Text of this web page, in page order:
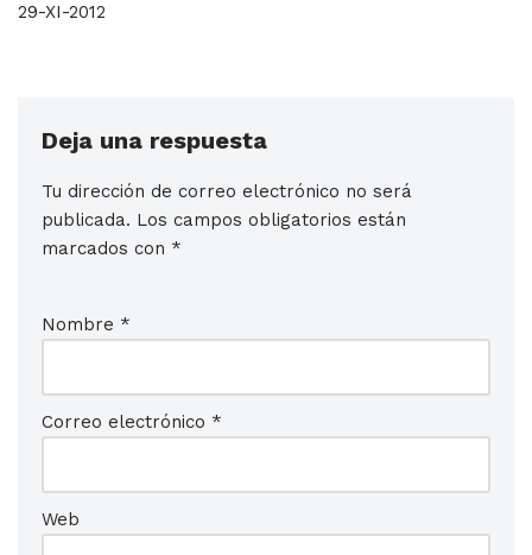
29-XI-2012
Deja una respuesta
Tu dirección de correo electrónico no será
publicada. Los campos obligatorios están
marcados con *
Nombre *
Correo electrónico *
Web